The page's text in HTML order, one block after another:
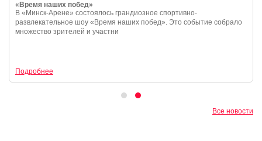
«Время наших побед»
В «Минск-Арене» состоялось грандиозное спортивно-
развлекательное шоу «Время наших побед». Это событие собрало
множество зрителей и участни
Подробнее
Все новости